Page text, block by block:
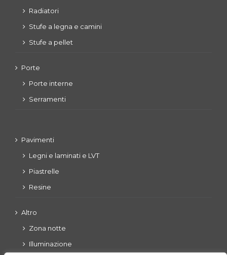
Radiatori
Stufe a legna e camini
Stufe a pellet
Porte
Porte interne
Serramenti
Pavimenti
Legni e laminati e LVT
Piastrelle
Resine
Altro
Zona notte
Illuminazione